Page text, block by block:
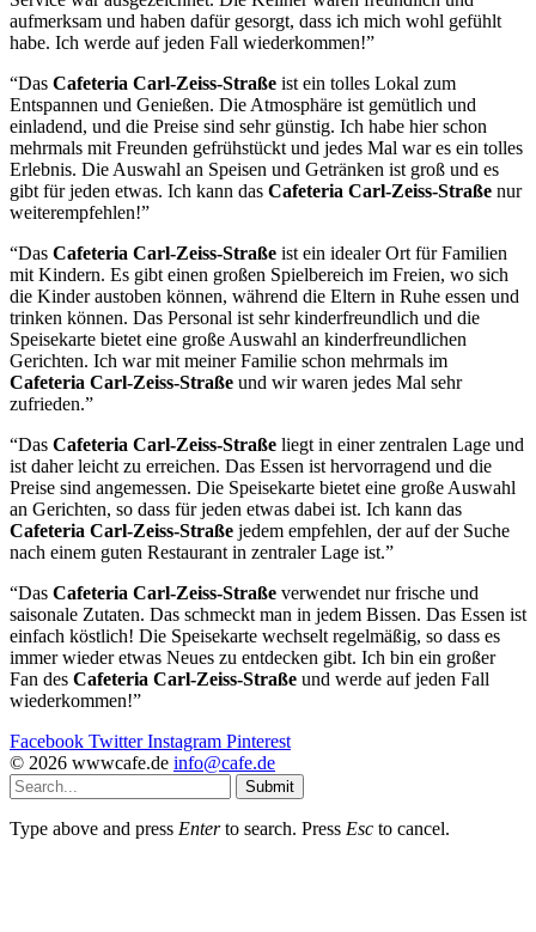
aufmerksam und haben dafür gesorgt, dass ich mich wohl gefühlt
habe. Ich werde auf jeden Fall wiederkommen!”
“Das Cafeteria Carl-Zeiss-Straße ist ein tolles Lokal zum
Entspannen und Genießen. Die Atmosphäre ist gemütlich und
einladend, und die Preise sind sehr günstig. Ich habe hier schon
mehrmals mit Freunden gefrühstückt und jedes Mal war es ein tolles
Erlebnis. Die Auswahl an Speisen und Getränken ist groß und es
gibt für jeden etwas. Ich kann das Cafeteria Carl-Zeiss-Straße nur
weiterempfehlen!”
“Das Cafeteria Carl-Zeiss-Straße ist ein idealer Ort für Familien
mit Kindern. Es gibt einen großen Spielbereich im Freien, wo sich
die Kinder austoben können, während die Eltern in Ruhe essen und
trinken können. Das Personal ist sehr kinderfreundlich und die
Speisekarte bietet eine große Auswahl an kinderfreundlichen
Gerichten. Ich war mit meiner Familie schon mehrmals im
Cafeteria Carl-Zeiss-Straße und wir waren jedes Mal sehr
zufrieden.”
“Das Cafeteria Carl-Zeiss-Straße liegt in einer zentralen Lage und
ist daher leicht zu erreichen. Das Essen ist hervorragend und die
Preise sind angemessen. Die Speisekarte bietet eine große Auswahl
an Gerichten, so dass für jeden etwas dabei ist. Ich kann das
Cafeteria Carl-Zeiss-Straße jedem empfehlen, der auf der Suche
nach einem guten Restaurant in zentraler Lage ist.”
“Das Cafeteria Carl-Zeiss-Straße verwendet nur frische und
saisonale Zutaten. Das schmeckt man in jedem Bissen. Das Essen ist
einfach köstlich! Die Speisekarte wechselt regelmäßig, so dass es
immer wieder etwas Neues zu entdecken gibt. Ich bin ein großer
Fan des Cafeteria Carl-Zeiss-Straße und werde auf jeden Fall
wiederkommen!”
Facebook Twitter Instagram Pinterest
© 2026 wwwcafe.de info@cafe.de
Submit
Type above and press Enterto search. Press Esc to cancel.